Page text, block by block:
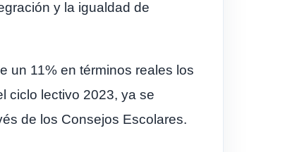
y la igualdad de
un 11% en términos reales los
ciclo lectivo 2023, ya se
de los Consejos Escolares.